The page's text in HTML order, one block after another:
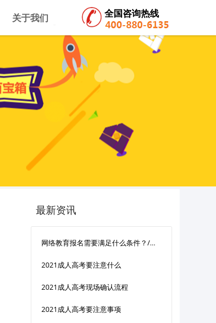
关于我们 全国咨询热线
最新资讯
网络教育报名需要满足什么条件？/需要注意些什么
2021成人高考要注意什么
2021成人高考现场确认流程
2021成人高考要注意事项